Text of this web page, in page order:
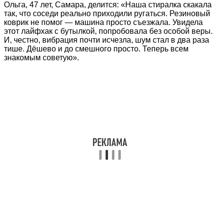
Ольга, 47 лет, Самара, делится: «Наша стиралка скакала
так, что соседи реально приходили ругаться. Резиновый
коврик не помог — машина просто съезжала. Увидела
этот лайфхак с бутылкой, попробовала без особой веры.
И, честно, вибрация почти исчезла, шум стал в два раза
тише. Дёшево и до смешного просто. Теперь всем
знакомым советую».